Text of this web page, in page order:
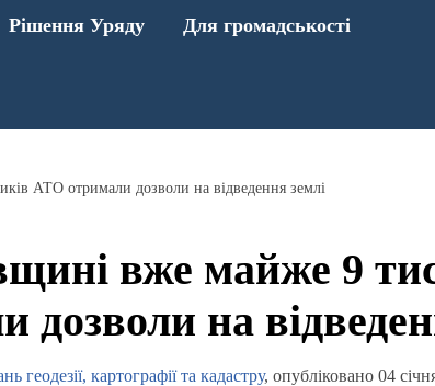
Рішення Уряду Для громадськості
АТО отримали дозволи на відведення землі
вже майже 9
на
картографії та кадастру, опубліковано 04